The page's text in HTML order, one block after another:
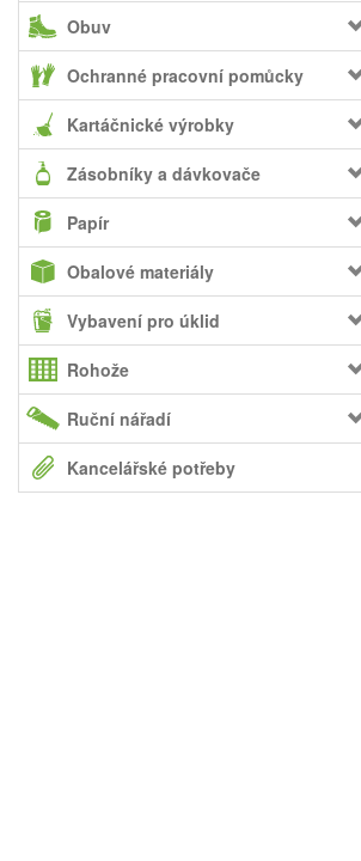
Obuv
Ochranné pracovní pomůcky
Kartáčnické výrobky
Zásobníky a dávkovače
Papír
Obalové materiály
Vybavení pro úklid
Rohože
Ruční nářadí
Kancelářské potřeby